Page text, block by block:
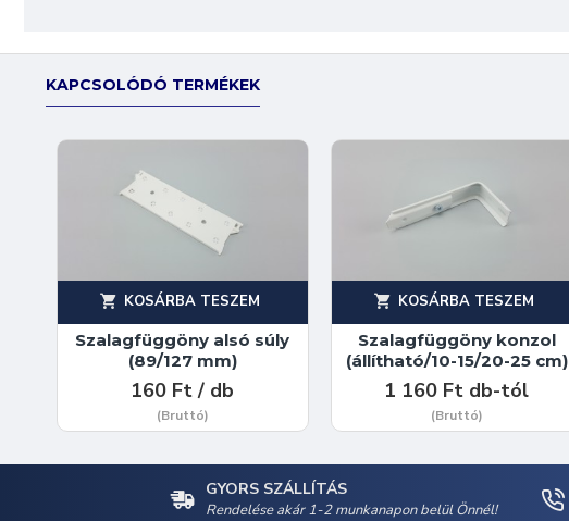
KAPCSOLÓDÓ TERMÉKEK
Szalagfüggöny alsó súly
(89/127 mm)
160 Ft / db
(Bruttó)
KOSÁRBA TESZEM
Szalagfüggöny konzol
(állítható/10-15/20-25 cm)
1 160 Ft db-tól
(Bruttó)
KOSÁRBA TESZEM
GYORS SZÁLLÍTÁS
Rendelése akár 1-2 munkanapon belül Önnél!